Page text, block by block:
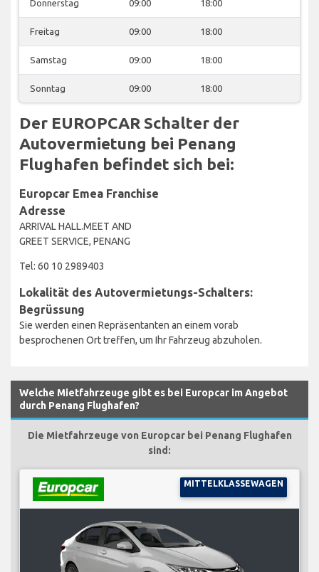
Donnerstag 09:00 18:00
Freitag 09:00 18:00
Samstag 09:00 18:00
Sonntag 09:00 18:00
Der EUROPCAR Schalter der
Autovermietung bei Penang
Flughafen befindet sich bei:
Europcar Emea Franchise
Adresse
ARRIVAL HALL.MEET AND
GREET SERVICE, PENANG
Tel: 60 10 2989403
Lokalität des Autovermietungs-Schalters:
Begrüssung
Sie werden einen Repräsentanten an einem vorab
besprochenen Ort treffen, um Ihr Fahrzeug abzuholen.
Welche Mietfahrzeuge gibt es bei Europcar im Angebot
durch Penang Flughafen?
Die Mietfahrzeuge von Europcar bei Penang Flughafen
sind:
MITTELKLASSEWAGEN